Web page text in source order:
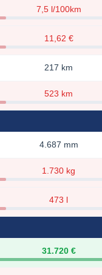
7,5 l/100km
11,62 €
217 km
523 km
4.687 mm
1.730 kg
473 l
31.720 €